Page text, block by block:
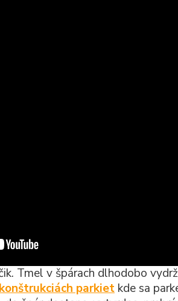
Tmel v špárach dlhodobo
parkietkde sa